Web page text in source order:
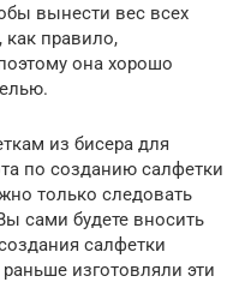
вынести вес всех
как правило,
она хорошо
из бисера для
по созданию салфетки
только следовать
сами будете вносить
салфетки
изготовляли эти